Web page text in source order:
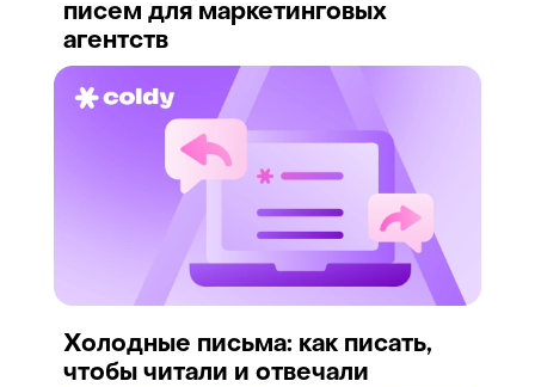
писем для маркетинговых
агентств
Холодные письма: как писать,
чтобы читали и отвечали